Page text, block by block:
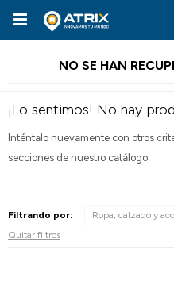

NO SE HAN
¡Lo sentimos! No hay
Inténtalo nuevamente con otros
secciones de nuestro catálogo.
Filtrando por: Ropa, calzado y
Quitar filtros